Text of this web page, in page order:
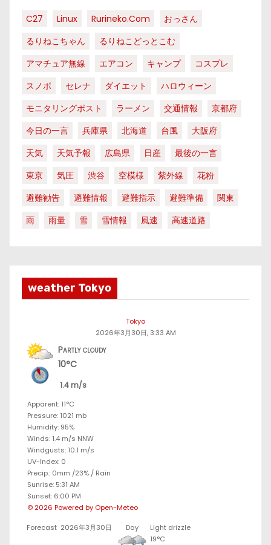
C27 Linux Rurineko.com
おっさん
るりねこちゃん
るりねこどっとこむ
アマチュア無線
エアコン キャンプ
コスプレ
スノボ
セレナ ダイエット
ハロウィーン
モニタリングポスト
ラーメン 交通情報
京都府
今日の一言
兵庫県 北海道 台風
大阪府
天気
天気予報 広島県 日産
最後の一言
東京
気圧 渋谷 空模様 紫外線
花粉
避難勧告
避難情報 避難指示 避難準備
関東
雨
雨量 雪 雪情報 風速 高速道路
weather Tokyo
Tokyo
2026年3月30日, 3:33 AM
Partly cloudy
10°C
1.4 m/s
Apparent: 11°C
Pressure: 1021 mb
Humidity: 95%
Winds: 1.4 m/s NNW
Windgusts: 10.1 m/s
UV-Index: 0
Precip.: 0mm /23% / Rain
Sunrise: 5:31 AM
Sunset: 6:00 PM
© 2026 Powered by Open-Meteo
Forecast 2026年3月30日 Day
Light drizzle
19°C